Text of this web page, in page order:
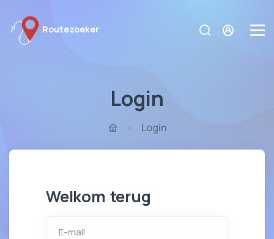
Routezoeker
Login
Login
Welkom terug
E-mail